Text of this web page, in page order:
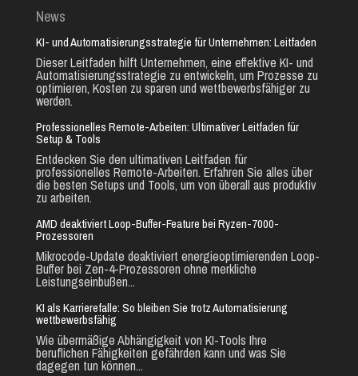
News
KI- und Automatisierungsstrategie für Unternehmen: Leitfaden
Dieser Leitfaden hilft Unternehmen, eine effektive KI- und
Automatisierungsstrategie zu entwickeln, um Prozesse zu
optimieren, Kosten zu sparen und wettbewerbsfähiger zu
werden.
Professionelles Remote-Arbeiten: Ultimativer Leitfaden für
Setup & Tools
Entdecken Sie den ultimativen Leitfaden für
professionelles Remote-Arbeiten. Erfahren Sie alles über
die besten Setups und Tools, um von überall aus produktiv
zu arbeiten.
AMD deaktiviert Loop-Buffer-Feature bei Ryzen-7000-
Prozessoren
Mikrocode-Update deaktiviert energieoptimierenden Loop-
Buffer bei Zen-4-Prozessoren ohne merkliche
Leistungseinbußen...
KI als Karrierefalle: So bleiben Sie trotz Automatisierung
wettbewerbsfähig
Wie übermäßige Abhängigkeit von KI-Tools Ihre
beruflichen Fähigkeiten gefährden kann und was Sie
dagegen tun können...